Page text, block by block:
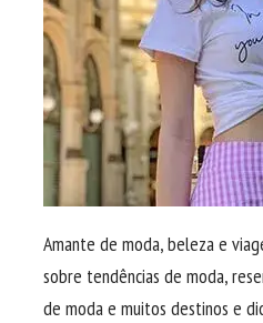
Amante de moda, beleza e
sobre tendências de moda,
de moda e muitos destinos e